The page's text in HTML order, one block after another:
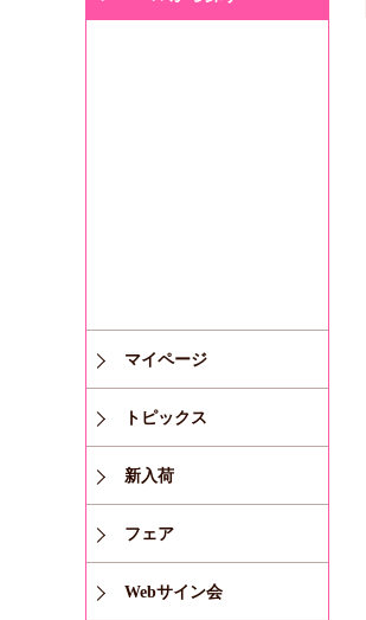
マイページ
トピックス
新入荷
フェア
Webサイン会